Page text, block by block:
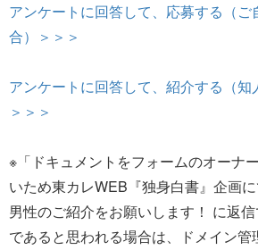
アンケートに回答して、応募する（
合）＞＞＞
アンケートに回答して、紹介する（知
＞＞＞
※「ドキュメントをフォームのオーナ
いため東カレWEB『独身白書』企画
男性のご紹介をお願いします！ に返
であると思われる場合は、ドメイン